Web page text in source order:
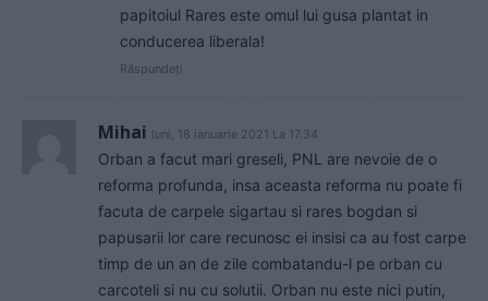
papitoiul Rares este omul lui gusa plantat in
conducerea liberala!
Răspundeți
Mihai luni, 18 ianuarie 2021 La 17.34
Orban a facut mari greseli, PNL are nevoie de o
reforma profunda, insa aceasta reforma nu poate fi
facuta de carpele sigartau si rares bogdan si
papusarii lor care recunosc ei insisi ca au fost carpe
timp de un an de zile combatandu-l pe orban cu
carcoteli si nu cu solutii. Orban nu este nici putin,